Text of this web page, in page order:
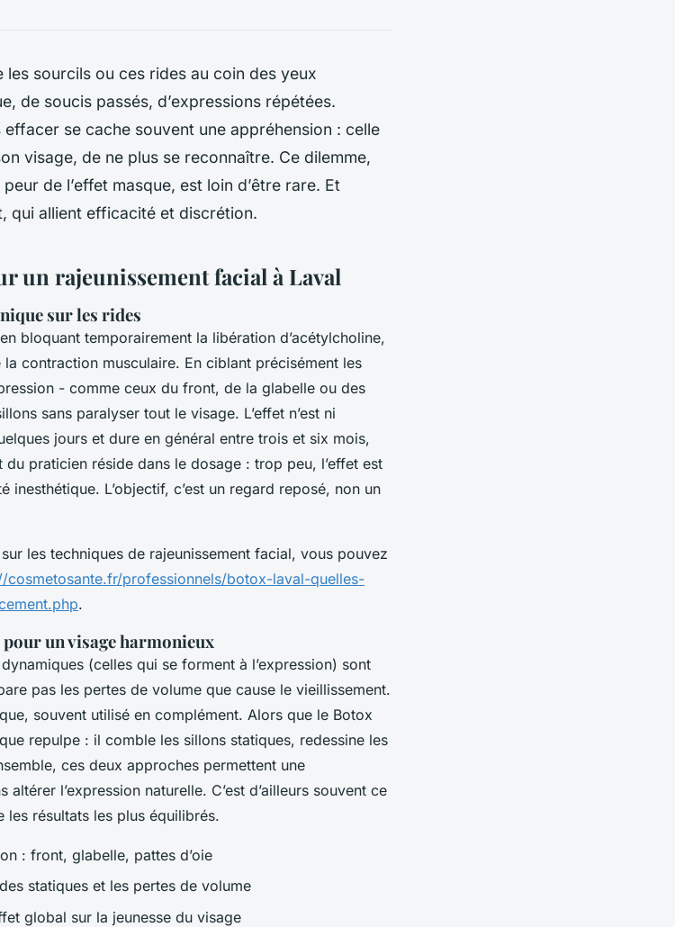
sourcils ou ces rides au coin des yeux
de soucis passés, d’expressions répétées.
effacer se cache souvent une appréhension : celle
visage, de ne plus se reconnaître. Ce dilemme,
de l’effet masque, est loin d’être rare. Et
qui allient efficacité et discrétion.
un rajeunissement facial à Laval
sur les rides
bloquant temporairement la libération d’acétylcholine,
contraction musculaire. En ciblant précisément les
- comme ceux du front, de la glabelle ou des
sans paralyser tout le visage. L’effet n’est ni
jours et dure en général entre trois et six mois,
du praticien réside dans le dosage : trop peu, l’effet est
L’objectif, c’est un regard reposé, non un
les techniques de rajeunissement facial, vous pouvez
cosmetosante.fr/professionnels/botox-laval-quelles-
.
un visage harmonieux
(celles qui se forment à l’expression) sont
pas les pertes de volume que cause le vieillissement.
souvent utilisé en complément. Alors que le Botox
repulpe : il comble les sillons statiques, redessine les
ces deux approches permettent une
l’expression naturelle. C’est d’ailleurs souvent ce
résultats les plus équilibrés.
: front, glabelle, pattes d’oie
statiques et les pertes de volume
global sur la jeunesse du visage